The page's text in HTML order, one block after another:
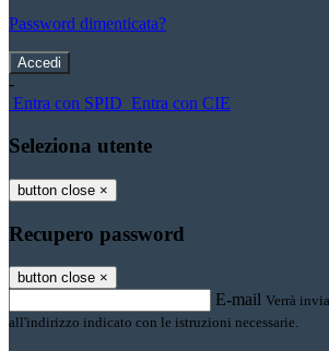
Password dimenticata?
-
Entra con SPID Entra con CIE
Seleziona utente
button close ×
Recupero password
button close ×
E-mail Verrà
all'indirizzo indicato con le istruzioni necessarie.